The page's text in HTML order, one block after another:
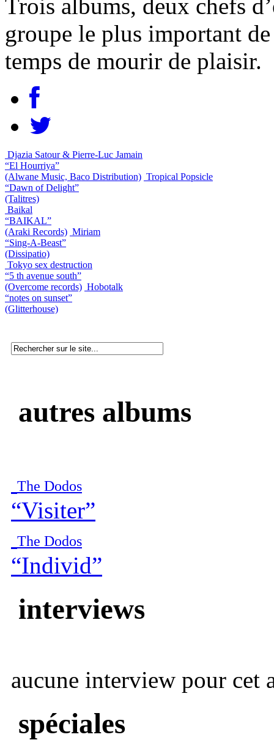
Trois albums, deux chefs
groupe le plus important
temps de mourir de plaisir.
Djazia Satour & Pierre-Luc Jamain
“El Hourriya”
(Alwane Music, Baco Distribution) Tropical Popsicle
“Dawn of Delight”
(Talitres)
Baikal
“BAIKAL”
(Araki Records) Miriam
“Sing-A-Beast”
(Dissipatio)
Tokyo sex destruction
“5 th avenue south”
(Overcome records) Hobotalk
“notes on sunset”
(Glitterhouse)
autres albums
The Dodos
“Visiter”
The Dodos
“Individ”
interviews
aucune interview pour cet
spéciales